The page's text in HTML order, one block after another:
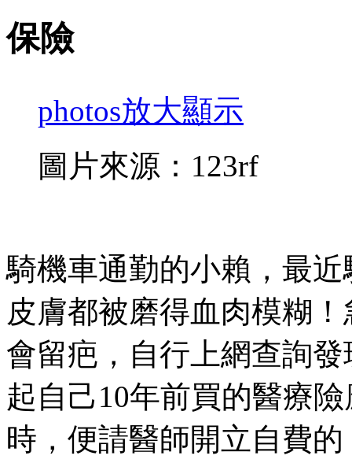
保險
photos放大顯示
圖片來源：123rf
騎機車通勤的小賴，最
皮膚都被磨得血肉模糊
會留疤，自行上網查詢
起自己10年前買的醫療
時，便請醫師開立自費